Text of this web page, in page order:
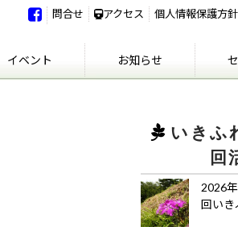
問合せ アクセス 個人情報保護方針
イベント お知らせ
いきふ
回
2026
回いき